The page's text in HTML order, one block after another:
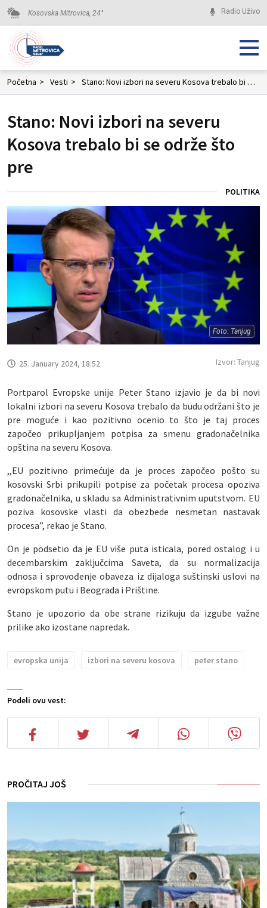
Kosovska Mitrovica, 24° Radio Uživo
Početna > Vesti > Stano: Novi izbori na severu Kosova trebalo bi se održe što pre
Stano: Novi izbori na severu
Kosova trebalo bi se održe što
pre
POLITIKA
Foto: Tanjug
Podeli ovu vest:
25. January 2024, 18:52 Izvor: Tanjug
Portparol Evropske unije Peter Stano izjavio je da bi novi
lokalni izbori na severu Kosova trebalo da budu održani što je
pre moguće i kao pozitivno ocenio to što je taj proces
započeo prikupljanjem potpisa za smenu gradonačelnika
opština na severu Kosova.
,,EU pozitivno primećuje da je proces započeo pošto su
kosovski Srbi prikupili potpise za početak procesa opoziva
gradonačelnika, u skladu sa Administrativnim uputstvom. EU
poziva kosovske vlasti da obezbede nesmetan nastavak
procesa”, rekao je Stano.
On je podsetio da je EU više puta isticala, pored ostalog i u
decembarskim zaključcima Saveta, da su normalizacija
odnosa i sprovođenje obaveza iz dijaloga suštinski uslovi na
evropskom putu i ​​Beograda i Prištine.
Stano je upozorio da obe strane rizikuju da izgube važne
prilike ako izostane napredak.
evropska unija izbori na severu kosova peter stano
PROČITAJ JOŠ